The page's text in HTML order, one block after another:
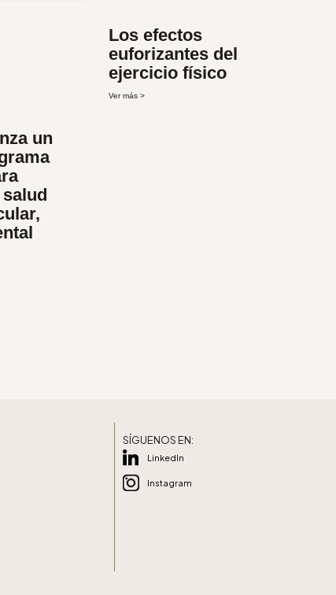
un
Los efectos
euforizantes del
ejercicio físico
Ver más >
SÍGUENOS EN:
LinkedIn
Instagram